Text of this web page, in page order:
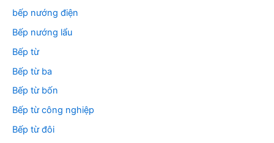
bếp nướng điện
Bếp nướng lẩu
Bếp từ
Bếp từ ba
Bếp từ bốn
Bếp từ công nghiệp
Bếp từ đôi